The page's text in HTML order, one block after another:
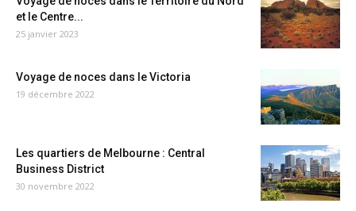
et le Centre...
25 janvier 2023
Voyage de noces dans le Victoria
19 décembre 2022
Les quartiers de Melbourne : Central
Business District
30 novembre 2022